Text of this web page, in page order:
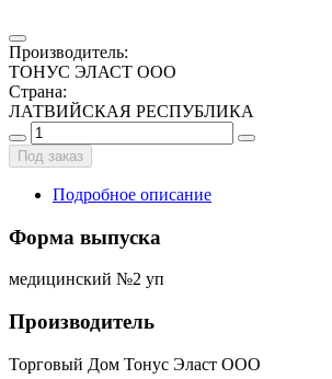
Производитель:
ТОНУС ЭЛАСТ ООО
Страна:
ЛАТВИЙСКАЯ РЕСПУБЛИКА
Под заказ
Подробное описание
Форма выпуска
медицинский №2 уп
Производитель
Торговый Дом Тонус Эласт ООО